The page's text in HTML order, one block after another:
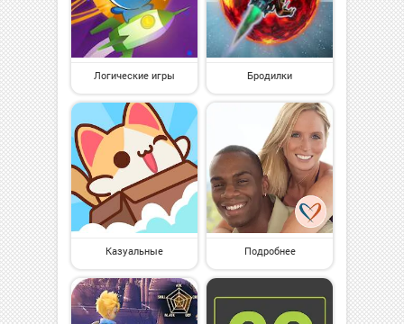
Логические игры Бродилки
Казуальные Подробнее